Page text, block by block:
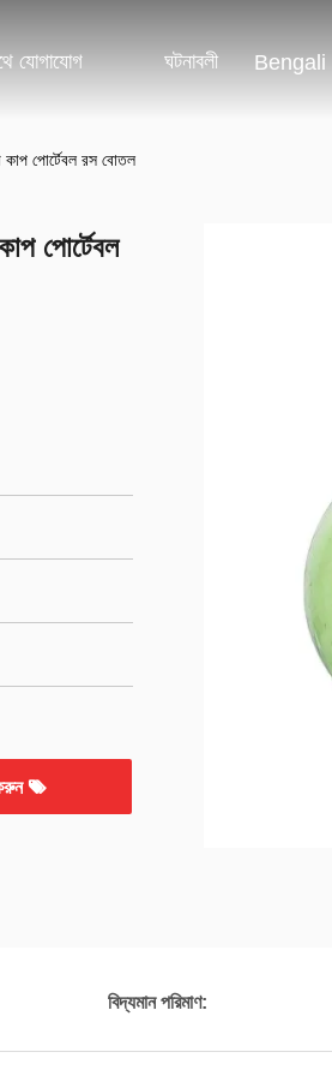
যোগাযোগ ঘটনাবলী Bengali
কাপ পোর্টেবল রস বোতল
পোর্টেবল
বিদ্যমান পরিমাণ: